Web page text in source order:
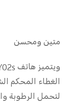
متين ومحسن
الغطاء المحكم
لتحمل الرطوبة